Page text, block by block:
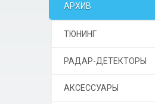
АРХИВ
ТЮНИНГ
РАДАР-ДЕТЕКТОРЫ
АКСЕССУАРЫ